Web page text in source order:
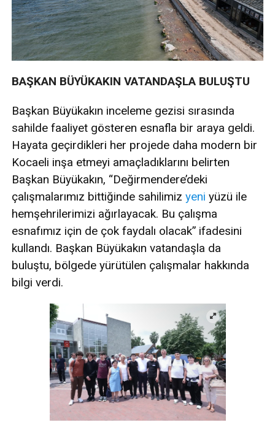
BAŞKAN BÜYÜKAKIN VATANDAŞLA BULUŞTU
Başkan Büyükakın inceleme gezisi sırasında
sahilde faaliyet gösteren esnafla bir araya geldi.
Hayata geçirdikleri her projede daha modern bir
Kocaeli inşa etmeyi amaçladıklarını belirten
Başkan Büyükakın, “Değirmendere’deki
çalışmalarımız bittiğinde sahilimiz yeni yüzü ile
hemşehrilerimizi ağırlayacak. Bu çalışma
esnafımız için de çok faydalı olacak” ifadesini
kullandı. Başkan Büyükakın vatandaşla da
buluştu, bölgede yürütülen çalışmalar hakkında
bilgi verdi.